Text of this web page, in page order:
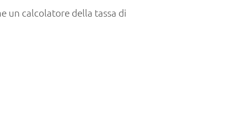
un calcolatore della tassa di